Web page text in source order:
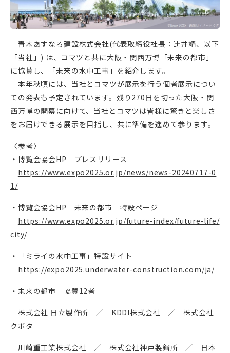
青木あすなろ建設株式会社(代表取締役社長：辻󠄀井靖、以下
「当社」) は、コマツと共に大阪・関西万博「未来の都市」
に協賛し、「未来の水中工事」を紹介します。
本年秋頃には、当社とコマツが展示を行う個者展示につい
ての発表も予定されています。残り270日を切った大阪・関
西万博の開幕に向けて、当社とコマツは皆様に驚きと楽しさ
をお届けできる展示を目指し、共に準備を進めて参ります。
〈参考〉
・博覧会協会HP プレスリリース
https://www.expo2025.or.jp/news/news-20240717-0
1/
・博覧会協会HP 未来の都市 特設ページ
https://www.expo2025.or.jp/future-index/future-life/
city/
・「ミライの水中工事」特設サイト
https://expo2025.underwater-construction.com/ja/
・未来の都市 協賛12者
株式会社 日立製作所 ／ KDDI株式会社 ／ 株式会社
クボタ
川崎重工業株式会社 ／ 株式会社神戸製鋼所 ／ 日本